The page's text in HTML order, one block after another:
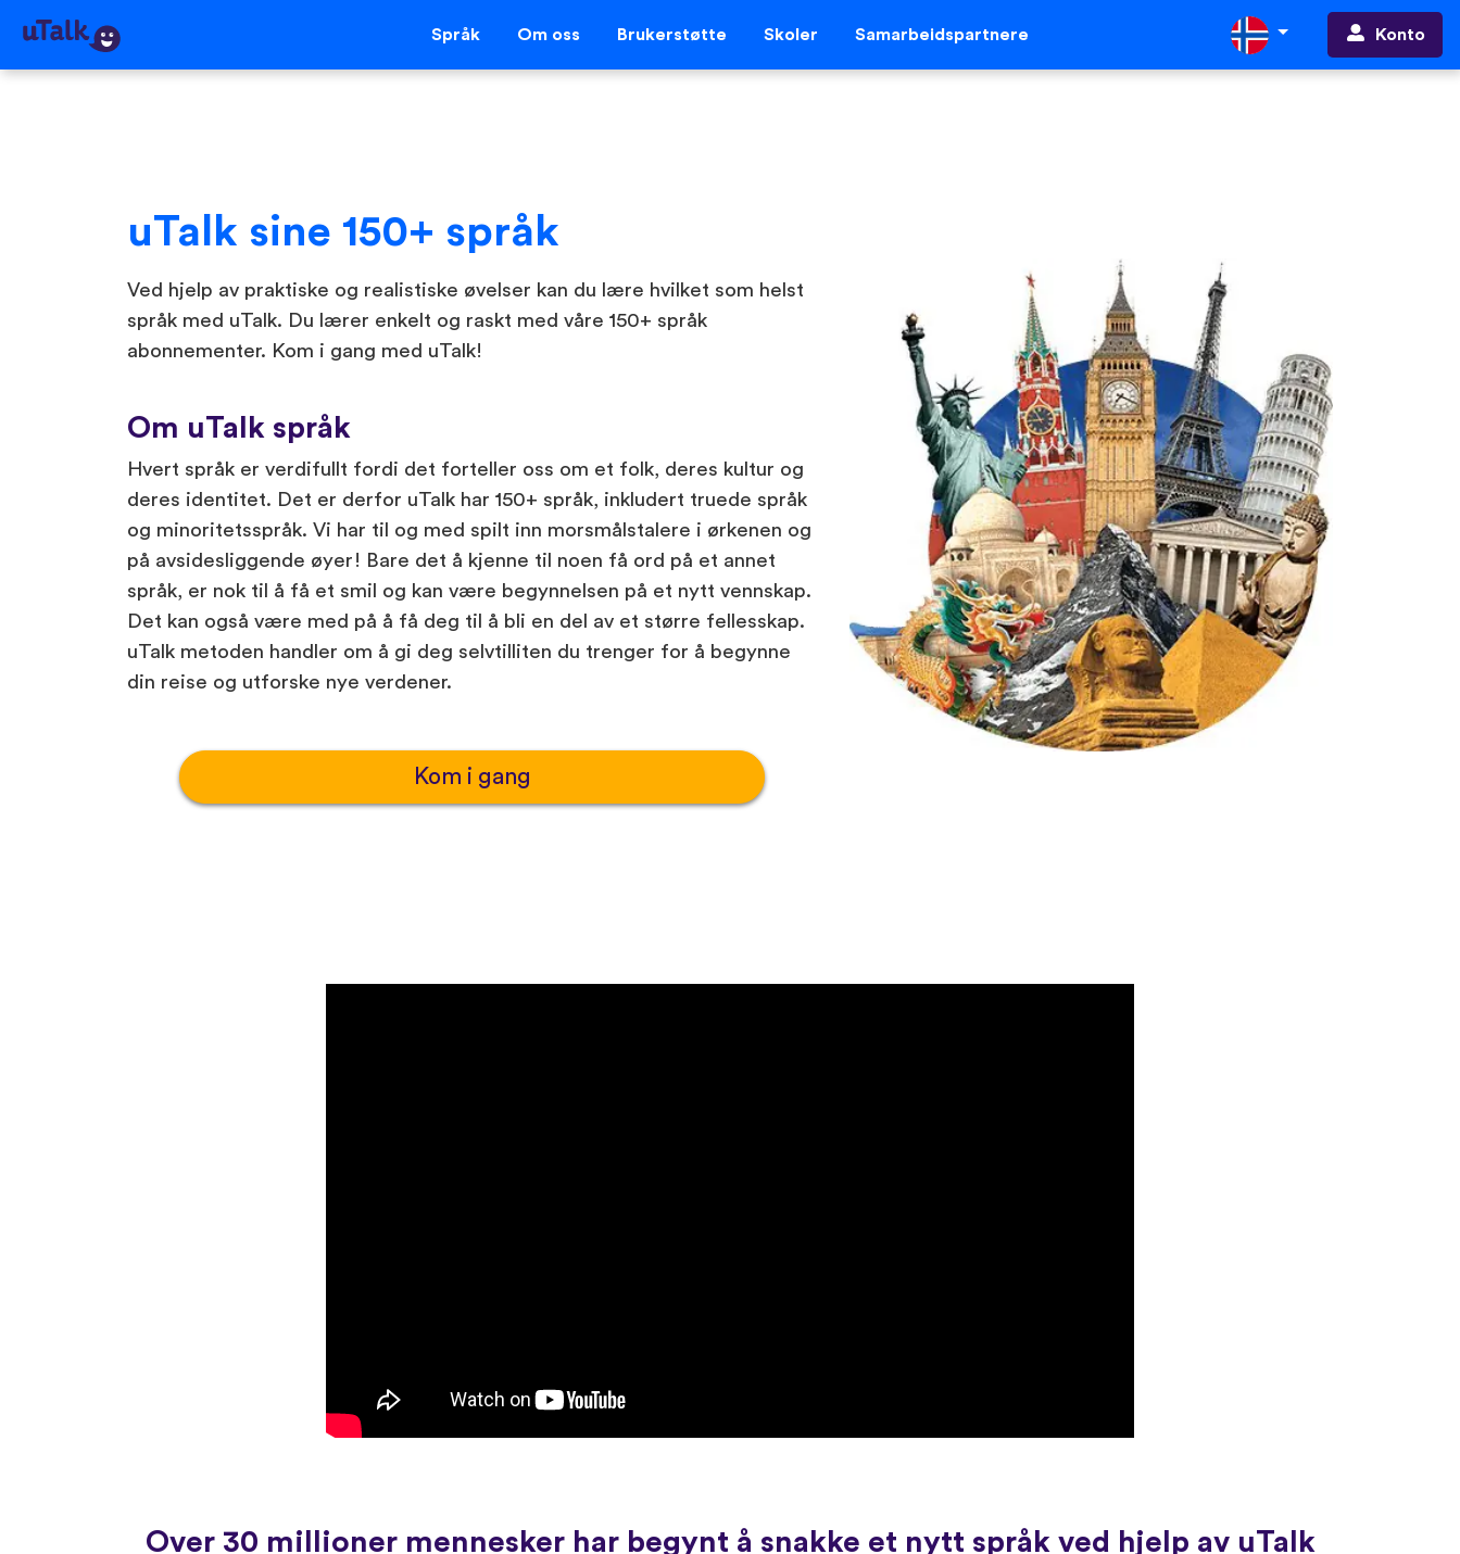
Språk Om oss Brukerstøtte Skoler Samarbeidspartnere Konto
uTalk sine 150+ språk
Ved hjelp av praktiske og realistiske øvelser kan du lære hvilket som helst
språk med uTalk. Du lærer enkelt og raskt med våre 150+ språk
abonnementer. Kom i gang med uTalk!
Om uTalk språk
Hvert språk er verdifullt fordi det forteller oss om et folk, deres kultur og
deres identitet. Det er derfor uTalk har 150+ språk, inkludert truede språk
og minoritetsspråk. Vi har til og med spilt inn morsmålstalere i ørkenen og
på avsidesliggende øyer! Bare det å kjenne til noen få ord på et annet
språk, er nok til å få et smil og kan være begynnelsen på et nytt vennskap.
Det kan også være med på å få deg til å bli en del av et større fellesskap.
uTalk metoden handler om å gi deg selvtilliten du trenger for å begynne
din reise og utforske nye verdener.
Kom i gang
Over 30 millioner mennesker har begynt å snakke et nytt språk ved hjelp av uTalk